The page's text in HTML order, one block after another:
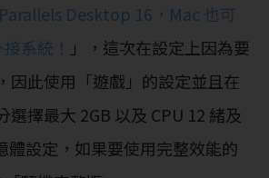
Desktop 16，Mac 也可
系統！ 」，這次在設定上因為要
因此使用「遊戲」的設定並且在
選擇最大 2GB 以及 CPU 12 緒及
體設定，如果要使用完整效能的